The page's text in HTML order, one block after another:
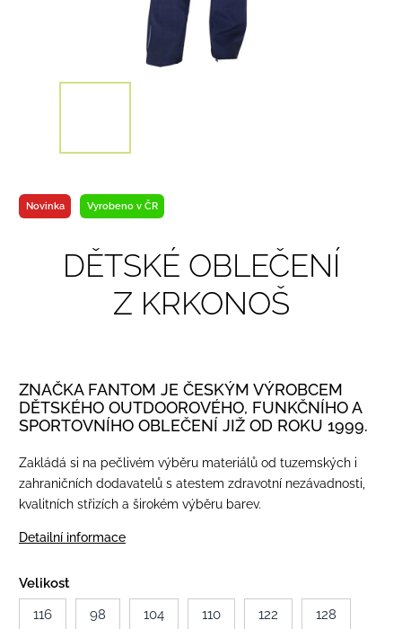
Novinka Vyrobeno v ČR
DĚTSKÉ OBLEČENÍ
Z KRKONOŠ
ZNAČKA FANTOM JE ČESKÝM VÝROBCEM
DĚTSKÉHO OUTDOOROVÉHO, FUNKČNÍHO A
SPORTOVNÍHO OBLEČENÍ JIŽ OD ROKU 1999.
Zakládá si na pečlivém výběru materiálů od tuzemských i
zahraničních dodavatelů s atestem zdravotní nezávadnosti,
kvalitních střizích a širokém výběru barev.
Detailní informace
Velikost
116
98 104 110 122 128